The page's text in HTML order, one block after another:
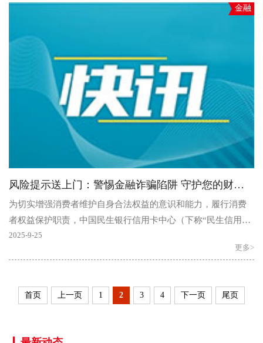
金融
风险提示送上门：警惕金融诈骗陷阱 守护您的财产安全
为切实增强消费者维护自身合法权益的意识和能力，履行消费
者权益保护职责，中国民生银行信用卡中心（下称“民生信用卡
中心”）在此提醒广大消费者：金融诈骗手段众多，常潜..
2025-9-25
更多>
首页 上一页 1 2 3 4 下一页 尾页